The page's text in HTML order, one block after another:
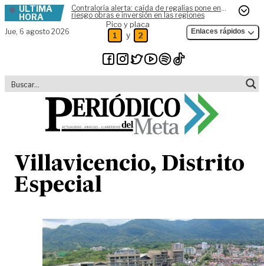
Skip to content
ÚLTIMA
HORA
Contraloría alerta: caída de regalías pone en
riesgo obras e inversión en las regiones
Jue, 6 agosto 2026
Pico y placa
1 y 2 Enlaces rápidos
Villavicencio, Distrito
Especial